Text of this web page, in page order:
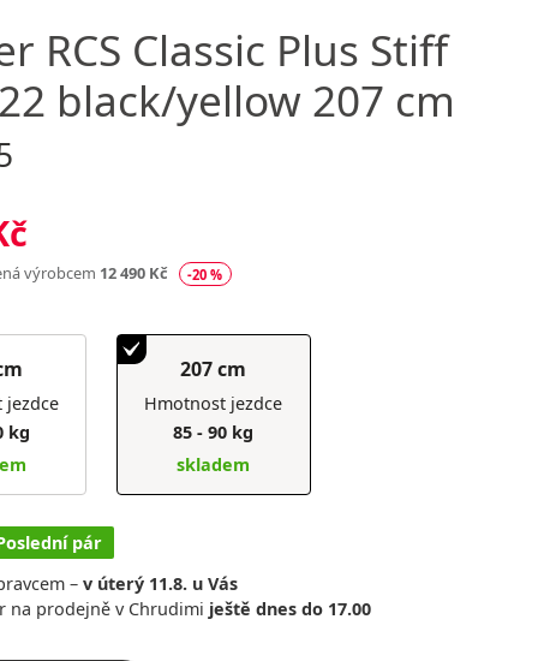
RCS Classic Plus Stiff
black/yellow 207 cm
výrobcem 12 490 Kč -20 %
jezdce
kg
207 cm
Hmotnost jezdce
85 - 90 kg
skladem
pár
– v úterý 11.8. u Vás
na prodejně v Chrudimi ještě dnes do 17.00